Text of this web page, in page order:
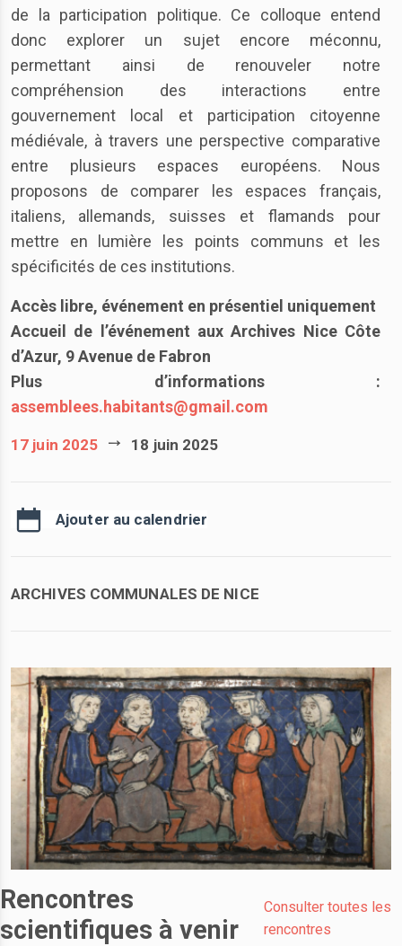
de la participation politique. Ce colloque entend
donc explorer un sujet encore méconnu,
permettant ainsi de renouveler notre
compréhension des interactions entre
gouvernement local et participation citoyenne
médiévale, à travers une perspective comparative
entre plusieurs espaces européens. Nous
proposons de comparer les espaces français,
italiens, allemands, suisses et flamands pour
mettre en lumière les points communs et les
spécificités de ces institutions.
Accès libre, événement en présentiel uniquement
Accueil de l’événement aux Archives Nice Côte
d’Azur, 9 Avenue de Fabron
Plus d’informations :
assemblees.habitants@gmail.com
17 juin 2025 18 juin 2025
Ajouter au calendrier
ARCHIVES COMMUNALES DE NICE
Rencontres
scientifiques à venir
Consulter toutes les
rencontres